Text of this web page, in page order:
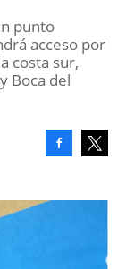
punto
acceso por
costa sur,
Boca del